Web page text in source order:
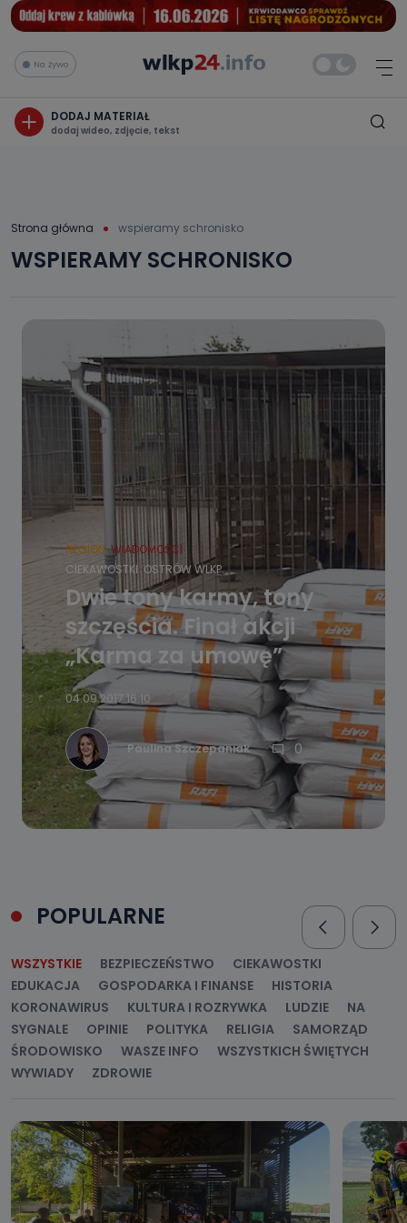
Na żywo
DODAJ MATERIAŁ
dodaj wideo, zdjęcie, tekst
Strona główna wspieramy schronisko
WSPIERAMY SCHRONISKO
REGION WIADOMOŚCI
CIEKAWOSTKI OSTRÓW WLKP.
Dwie tony karmy, tony
szczęścia. Finał akcji
„Karma za umowę”
04.09.2017 16:10
Paulina Szczepaniak 0
POPULARNE
WSZYSTKIE BEZPIECZEŃSTWO
CIEKAWOSTKI
EDUKACJA
GOSPODARKA I FINANSE
HISTORIA
KORONAWIRUS
KULTURA I ROZRYWKA LUDZIE
NA
SYGNALE
OPINIE POLITYKA RELIGIA
SAMORZĄD
ŚRODOWISKO
WASZE INFO
WSZYSTKICH ŚWIĘTYCH
WYWIADY
ZDROWIE